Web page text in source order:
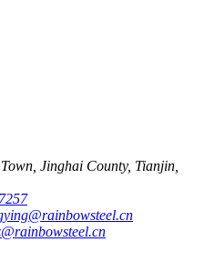
Jinghai County, Tianjin,